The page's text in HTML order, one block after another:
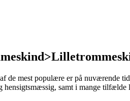
de mest populære er på nuværende
samt i mange